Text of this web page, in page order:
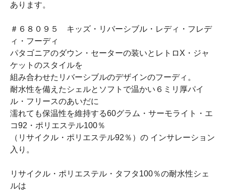
あります。
＃６８０９５ キッズ・リバーシブル・レディ・フレデ
ィ・フーディ
パタゴニアのダウン・セーターの装いとレトロX・ジャ
ケットのスタイルを
組み合わせたリバーシブルのデザインのフーディ。
耐水性を備えたシェルとソフトで温かい６ミリ厚パイ
ル・フリースのあいだに
濡れても保温性を維持する60グラム・サーモライト・エ
コ92・ポリエステル100％
（リサイクル・ポリエステル92％）の インサレーション
入り。
リサイクル・ポリエステル・タフタ100％の耐水性シェ
ルは